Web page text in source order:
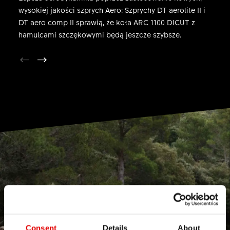
Consent Details About
oporami, które szybko doprowadzą Cię do mety
po trudnej, pagórkowatej lub krętej trasie.
wysokiej jakości szprych Aero: Szprychy DT aerolite II i
DT aero comp II sprawią, że koła ARC 1100 DICUT z
hamulcami szczękowymi będą jeszcze szybsze.